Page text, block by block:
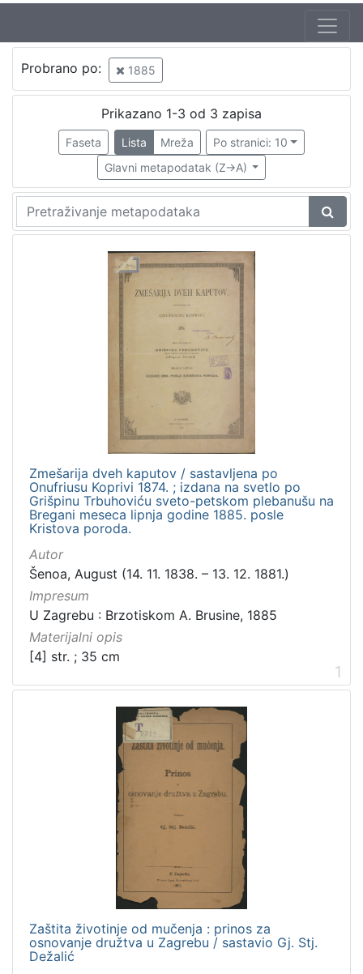
Jezik
hrvatski
Nakladnička
cjelina
Zagreb na pragu modernog doba
Probrano po: 1885
Prikazano 1-3 od 3 zapisa
Faseta Lista Mreža
Po stranici: 10
Glavni metapodatak (Z->A)
Zmešarija dveh kaputov / sastavljena po
Onufriusu Koprivi 1874. ; izdana na svetlo po
Grišpinu Trbuhoviću sveto-petskom plebanušu na
Bregani meseca lipnja godine 1885. posle
Kristova poroda.
Autor
Šenoa, August (14. 11. 1838. – 13. 12. 1881.)
Impresum
U Zagrebu : Brzotiskom A. Brusine, 1885
Materijalni opis
[4] str. ; 35 cm
1
Zaštita životinje od mučenja : prinos za
osnovanje družtva u Zagrebu / sastavio Gj. Stj.
Dežalić